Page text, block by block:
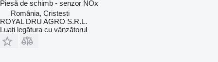
Piesă de schimb - senzor NOx
România, Cristesti
ROYAL DRU AGRO S.R.L.
Luați legătura cu vânzătorul